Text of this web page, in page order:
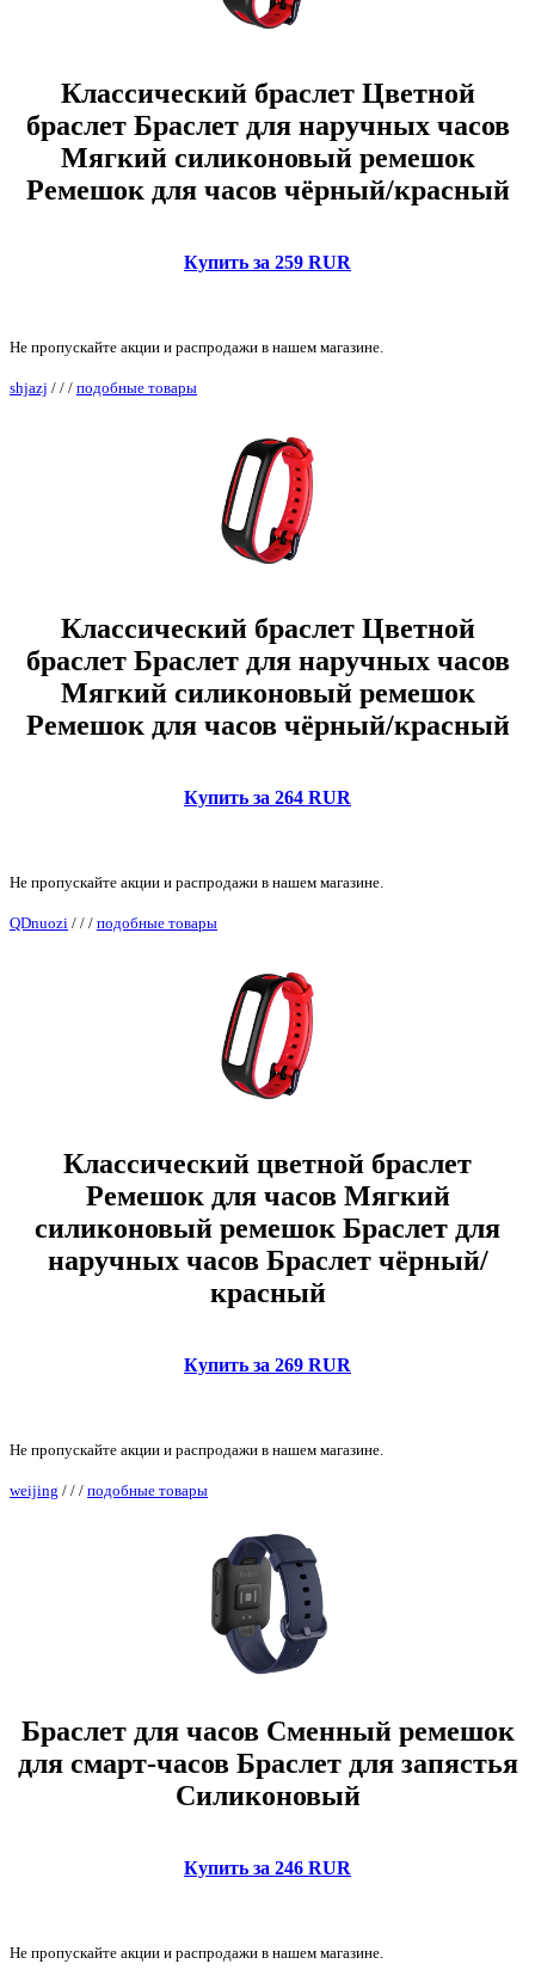
Классический браслет Цветной
браслет Браслет для наручных часов
Мягкий силиконовый ремешок
Ремешок для часов чёрный/красный
Купить за 259 RUR
Не пропускайте акции и распродажи в нашем магазине.
shjazj / / / подобные товары
Классический браслет Цветной
браслет Браслет для наручных часов
Мягкий силиконовый ремешок
Ремешок для часов чёрный/красный
Купить за 264 RUR
Не пропускайте акции и распродажи в нашем магазине.
QDnuozi / / / подобные товары
Классический цветной браслет
Ремешок для часов Мягкий
силиконовый ремешок Браслет для
наручных часов Браслет чёрный/
красный
Купить за 269 RUR
Не пропускайте акции и распродажи в нашем магазине.
weijing / / / подобные товары
Браслет для часов Сменный ремешок
для смарт-часов Браслет для запястья
Силиконовый
Купить за 246 RUR
Не пропускайте акции и распродажи в нашем магазине.